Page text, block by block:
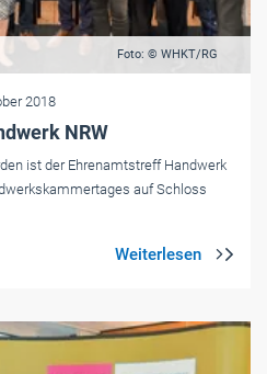
Foto: © WHKT/RG
2018
NRW
ist der Ehrenamtstreff Handwerk
auf Schloss